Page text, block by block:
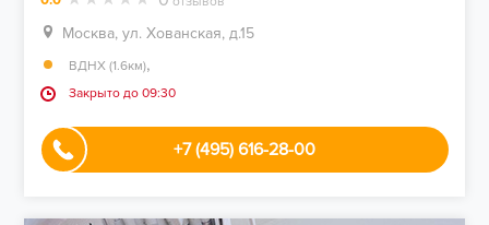
Москва, ул. Хованская, д.15
ВДНХ (1.6км),
Закрыто до 09:30
+7 (495) 616-28-00